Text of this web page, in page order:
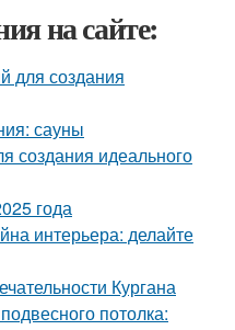
на сайте:
для создания
сауны
создания идеального
года
интерьера: делайте
Кургана
потолка: